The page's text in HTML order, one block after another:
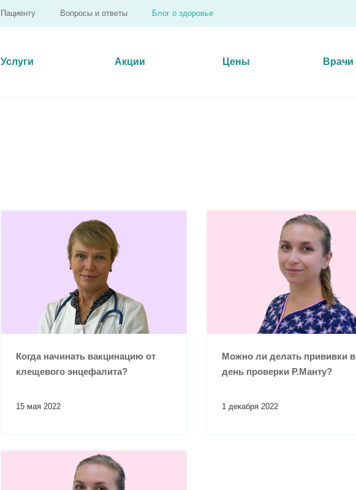
Пациенту Вопросы и ответы Блог о здоровье
Услуги Акции Цены Врачи
Когда начинать вакцинацию от
клещевого энцефалита?
15 мая 2022
Можно ли делать прививки в
день проверки Р.Манту?
1 декабря 2022